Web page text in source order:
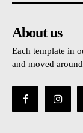
About us
Each template in
and moved